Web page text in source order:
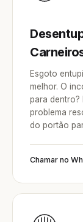
Esgoto
melhor. O
para dentro?
problema
do portão
Chamar no